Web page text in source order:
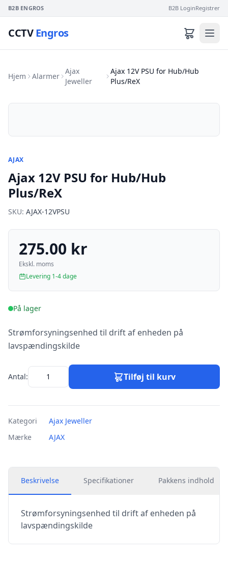
B2B ENGROS B2B LoginRegistrer
CCTVEngros
Hjem Alarmer
Ajax
Jeweller
Ajax 12V PSU for Hub/Hub
Plus/ReX
AJAX
Ajax 12V PSU for Hub/Hub
Plus/ReX
SKU: AJAX-12VPSU
275.00 kr
Ekskl. moms
Levering 1-4 dage
På lager
Strømforsyningsenhed til drift af enheden på
lavspændingskilde
Antal: Tilføj til kurv
Kategori
Ajax Jeweller
Mærke
AJAX
Beskrivelse Specifikationer Pakkens indhold
Strømforsyningsenhed til drift af enheden på
lavspændingskilde